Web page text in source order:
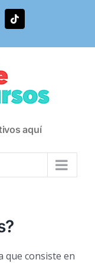
Tiktok
aquí
que consiste en